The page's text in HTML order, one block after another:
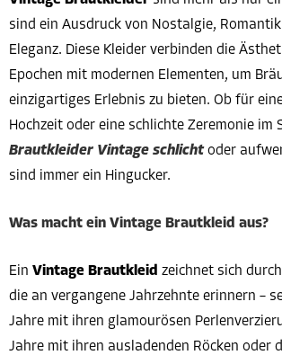
sind ein Ausdruck von Nostalgie,
Eleganz. Diese Kleider verbinden die
Epochen mit modernen Elementen, um
einzigartiges Erlebnis zu bieten. Ob für
Hochzeit oder eine schlichte Zeremonie im
Brautkleider Vintage schlichtoder
sind immer ein Hingucker.
Was macht ein Vintage Brautkleid aus?
Ein Vintage Brautkleid zeichnet sich
die an vergangene Jahrzehnte erinnern –
Jahre mit ihren glamourösen
Jahre mit ihren ausladenden Röcken oder